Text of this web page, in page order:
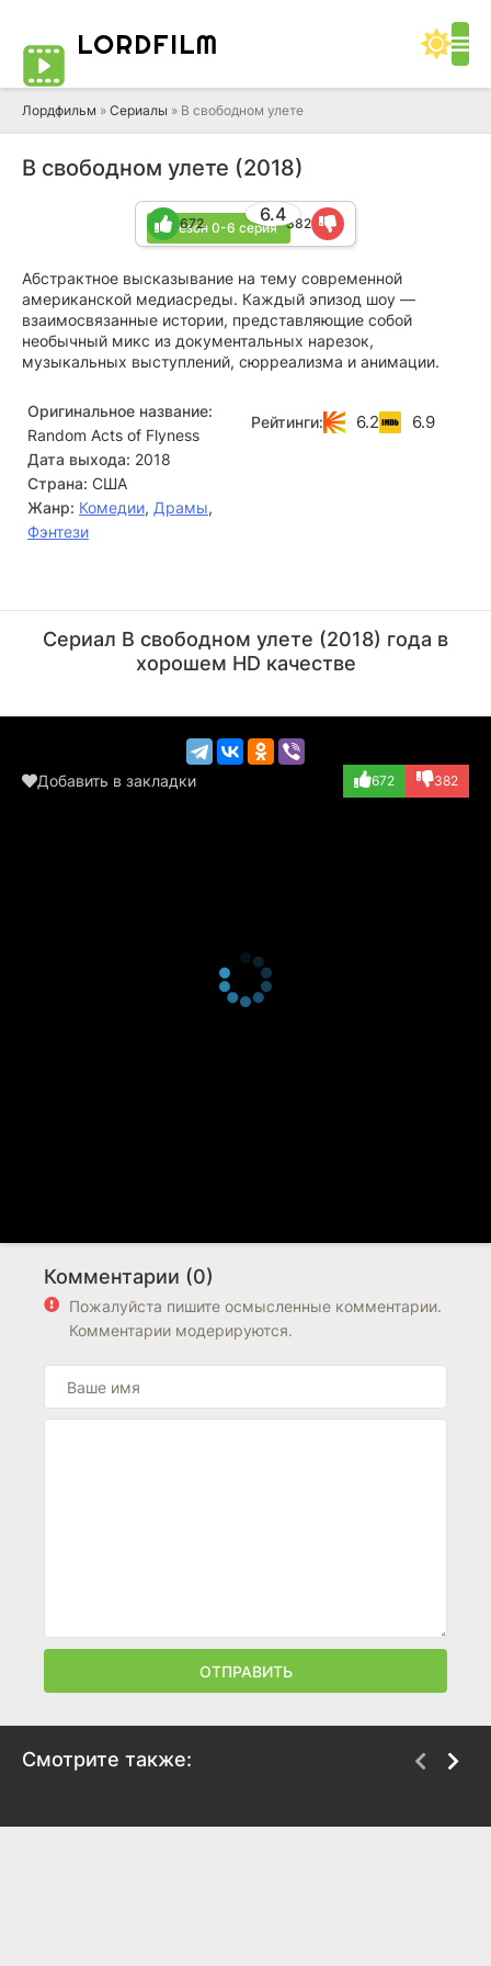
LORDFILM
Лордфильм » Сериалы » В свободном улете
В свободном улете (2018)
2 сезон 0-6 серия
6.4
672 382
Абстрактное высказывание на тему современной
американской медиасреды. Каждый эпизод шоу —
взаимосвязанные истории, представляющие собой
необычный микс из документальных нарезок,
музыкальных выступлений, сюрреализма и анимации.
Оригинальное название:
Random Acts of Flyness
Дата выхода: 2018
Страна: США
Жанр: Комедии, Драмы,
Фэнтези
Рейтинги: 6.2 6.9
(Officer Pearson)
(играет самого с...)
Сериал В свободном улете (2018) года в
хорошем HD качестве
Добавить в закладки 672 382
Комментарии (0)
Пожалуйста пишите осмысленные комментарии.
Комментарии модерируются.
ОТПРАВИТЬ
Смотрите также: